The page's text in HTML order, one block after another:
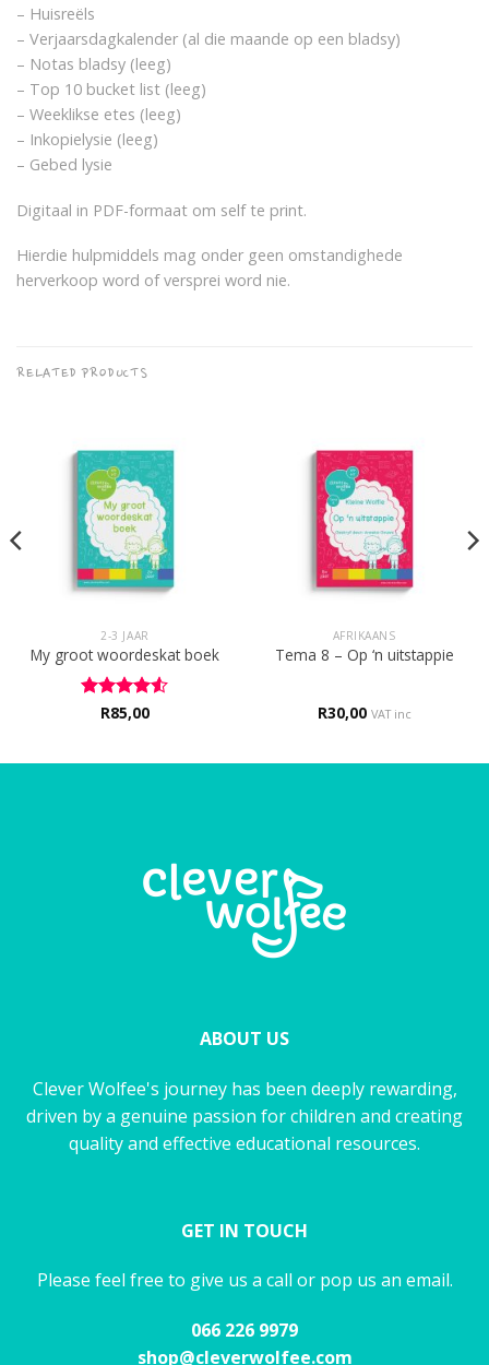
– Huisreëls
– Verjaarsdagkalender (al die maande op een bladsy)
– Notas bladsy (leeg)
– Top 10 bucket list (leeg)
– Weeklikse etes (leeg)
– Inkopielysie (leeg)
– Gebed lysie
Digitaal in PDF-formaat om self te print.
Hierdie hulpmiddels mag onder geen omstandighede
herverkoop word of versprei word nie.
RELATED PRODUCTS
2-3 JAAR
My groot woordeskat boek
Rated 4.5
R85,00
AFRIKAANS
Tema 8 – Op ‘n uitstappie
R30,00 VAT inc
ABOUT US
Clever Wolfee's journey has been deeply rewarding,
driven by a genuine passion for children and creating
quality and effective educational resources.
GET IN TOUCH
Please feel free to give us a call or pop us an email.
066 226 9979
shop@cleverwolfee.com